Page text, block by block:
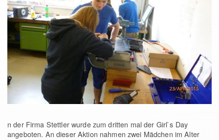
n der Firma Stettler wurde zum dritten mal der Girl`s Day
angeboten. An dieser Aktion nahmen zwei Mädchen im Alter